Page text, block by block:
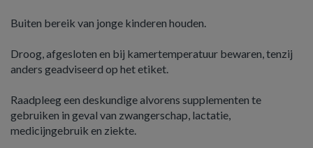
Buiten bereik van jonge kinderen houden.
Droog, afgesloten en bij kamertemperatuur bewaren, tenzij
anders geadviseerd op het etiket.
Raadpleeg een deskundige alvorens supplementen te
gebruiken in geval van zwangerschap, lactatie,
medicijngebruik en ziekte.